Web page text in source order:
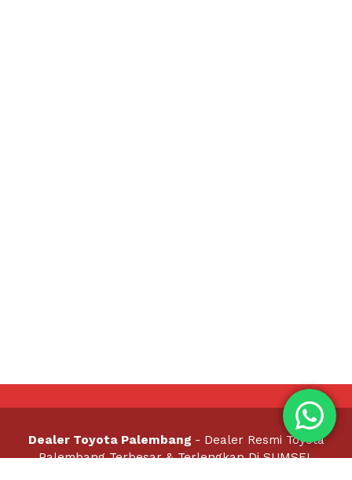
Dealer Toyota Palembang - Dealer Resmi Toyota
Palembang Terbesar & Terlengkap Di SUMSEL